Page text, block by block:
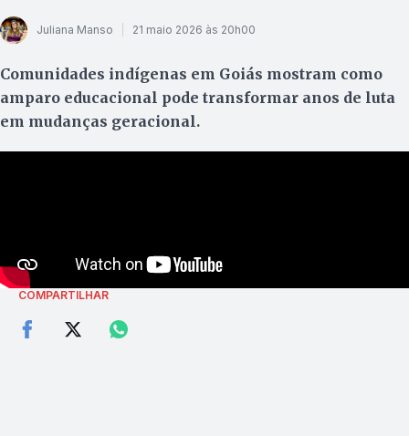
Juliana Manso 21 maio 2026 às 20h00
Comunidades indígenas em Goiás mostram como
amparo educacional pode transformar anos de luta
em mudanças geracional.
COMPARTILHAR